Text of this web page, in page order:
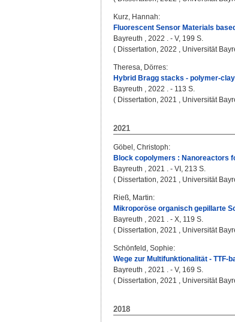
Kurz, Hannah:
Fluorescent Sensor Materials
Bayreuth , 2022 . - V, 199 S.
( Dissertation, 2022 , Universität
Theresa, Dörres:
Hybrid Bragg stacks - polymer-
Bayreuth , 2022 . - 113 S.
( Dissertation, 2021 , Universität
2021
Göbel, Christoph:
Block copolymers : Nanoreactors
Bayreuth , 2021 . - VI, 213 S.
( Dissertation, 2021 , Universität
Rieß, Martin:
Mikroporöse organisch gepillarte
Bayreuth , 2021 . - X, 119 S.
( Dissertation, 2021 , Universität
Schönfeld, Sophie:
Wege zur Multifunktionalität - TTF-
Bayreuth , 2021 . - V, 169 S.
( Dissertation, 2021 , Universität
2018